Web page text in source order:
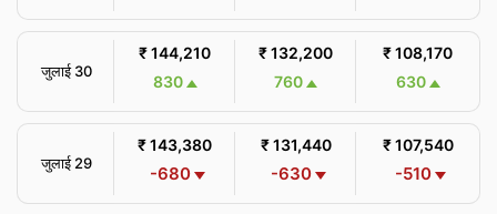
जुलाई 30
₹ 144,210
830
₹ 132,200
760
₹ 108,170
630
जुलाई 29
₹ 143,380
-680
₹ 131,440
-630
₹ 107,540
-510